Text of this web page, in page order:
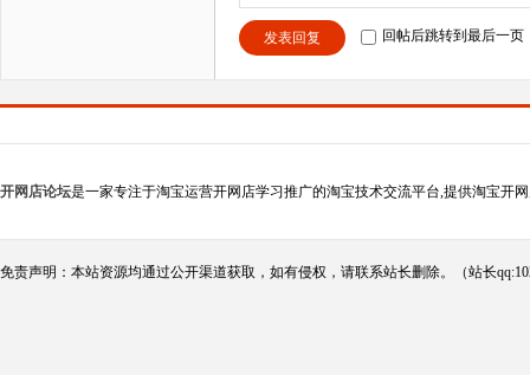
发表回复 回帖后跳转到最后一页
开网店论坛是一家专注于淘宝运营开网店学习推广的淘宝技术交流平台,提供淘宝开
免责声明：本站资源均通过公开渠道获取，如有侵权，请联系站长删除。（站长